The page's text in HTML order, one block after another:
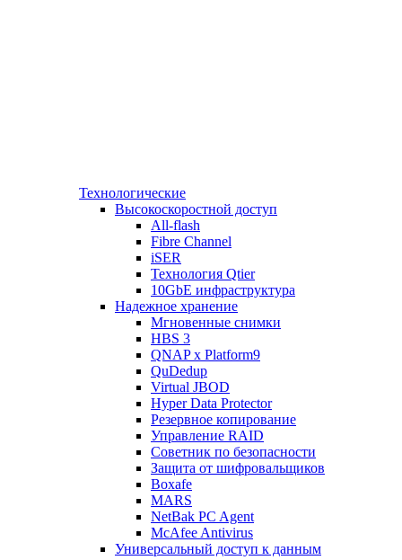
Технологические
Высокоскоростной доступ
All-flash
Fibre Channel
iSER
Технология Qtier
10GbE инфраструктура
Надежное хранение
Мгновенные снимки
HBS 3
QNAP x Platform9
QuDedup
Virtual JBOD
Hyper Data Protector
Резервное копирование
Управление RAID
Советник по безопасности
Защита от шифровальщиков
Boxafe
MARS
NetBak PC Agent
McAfee Antivirus
Универсальный доступ к данным